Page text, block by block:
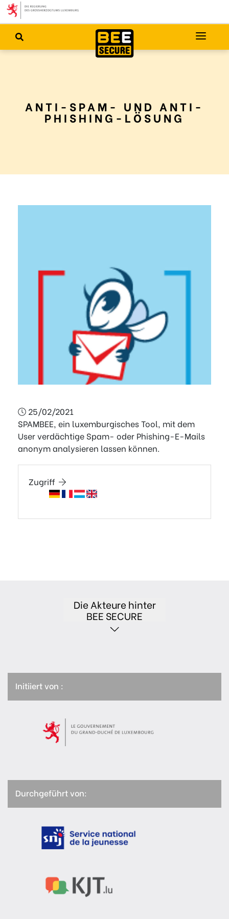
ANTI-SPAM- UND ANTI-
PHISHING-LÖSUNG
25/02/2021
SPAMBEE, ein luxemburgisches Tool, mit dem
User verdächtige Spam- oder Phishing-E-Mails
anonym analysieren lassen können.
Zugriff
Die Akteure hinter
BEE SECURE
Initiiert von :
Durchgeführt von: